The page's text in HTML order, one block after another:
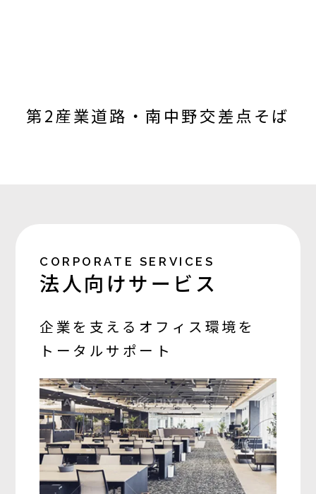
第2産業道路・南中野交差点そば
CORPORATE SERVICES
法人向けサービス
企業を支える オフィス環境を
トータルサポート